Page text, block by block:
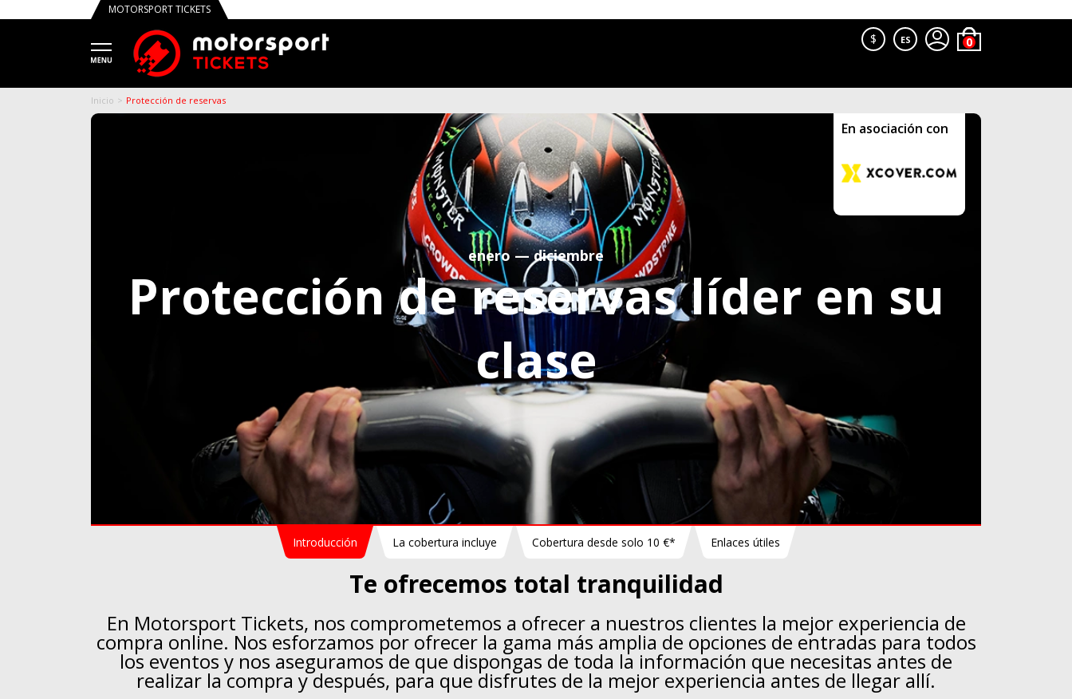
MOTORSPORT TICKETS
$ ES
Inicio Protección de reservas
enero — diciembre
Protección de reservas líder en su
clase
En asociación con
Introducción La cobertura incluye Cobertura desde solo 10 €* Enlaces útiles
Te ofrecemos total tranquilidad
En Motorsport Tickets, nos comprometemos a ofrecer a nuestros clientes la mejor experiencia de
compra online. Nos esforzamos por ofrecer la gama más amplia de opciones de entradas para todos
los eventos y nos aseguramos de que dispongas de toda la información que necesitas antes de
realizar la compra y después, para que disfrutes de la mejor experiencia antes de llegar allí.